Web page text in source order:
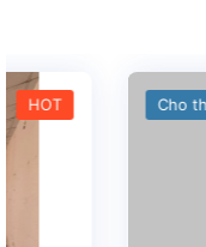
Cho thuê